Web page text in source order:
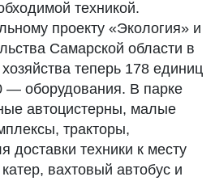
техникой.
проекту «Экология» и
Самарской области в
теперь 178 единиц
— оборудования. В парке
автоцистерны, малые
тракторы,
доставки техники к месту
вахтовый автобус и